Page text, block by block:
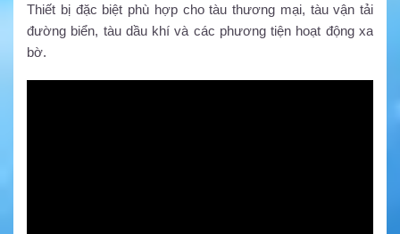
Thiết bị đặc biệt phù hợp cho tàu thương mại, tàu vận tải
đường biển, tàu dầu khí và các phương tiện hoạt động xa
bờ.